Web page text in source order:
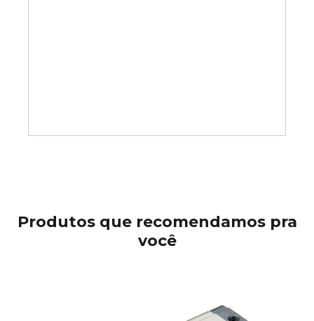
Produtos que recomendamos pra
você